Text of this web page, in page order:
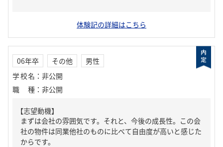
体験記の詳細はこちら
06年卒 その他
男性
学校名 ： 非公開
職種 ： 非公開
【志望動機】
まずは会社の雰囲気です。それと、今後の成長性。この会
社の物件は同業他社のものに比べて自由度が高いと感じた
からです。